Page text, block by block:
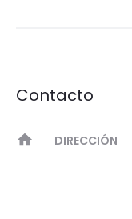
Contacto
DIRECCIÓN